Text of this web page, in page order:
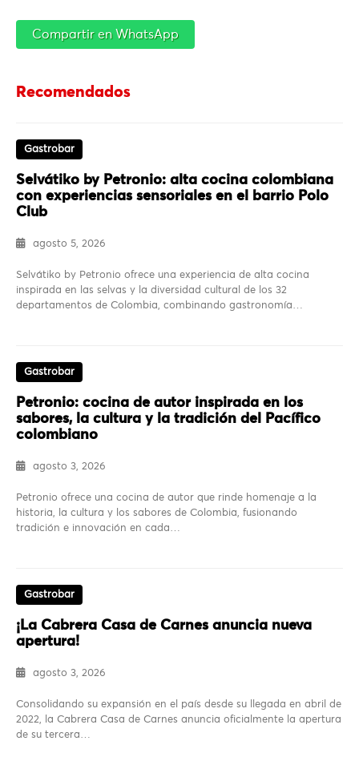
Compartir en WhatsApp
Recomendados
Gastrobar
Selvátiko by Petronio: alta cocina colombiana
con experiencias sensoriales en el barrio Polo
Club
agosto 5, 2026
Selvátiko by Petronio ofrece una experiencia de alta cocina
inspirada en las selvas y la diversidad cultural de los 32
departamentos de Colombia, combinando gastronomía…
Gastrobar
Petronio: cocina de autor inspirada en los
sabores, la cultura y la tradición del Pacífico
colombiano
agosto 3, 2026
Petronio ofrece una cocina de autor que rinde homenaje a la
historia, la cultura y los sabores de Colombia, fusionando
tradición e innovación en cada…
Gastrobar
¡La Cabrera Casa de Carnes anuncia nueva
apertura!
agosto 3, 2026
Consolidando su expansión en el país desde su llegada en abril de
2022, la Cabrera Casa de Carnes anuncia oficialmente la apertura
de su tercera…